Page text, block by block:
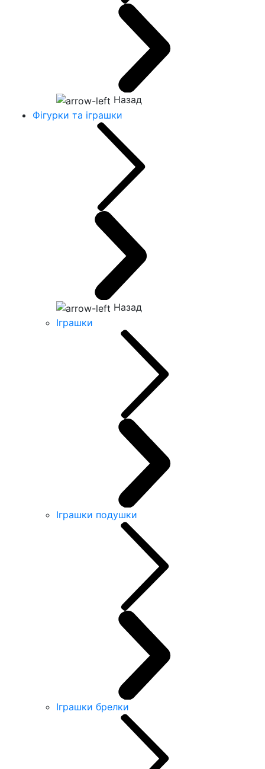
Назад
Фігурки та іграшки
Назад
Іграшки
Іграшки подушки
Іграшки брелки